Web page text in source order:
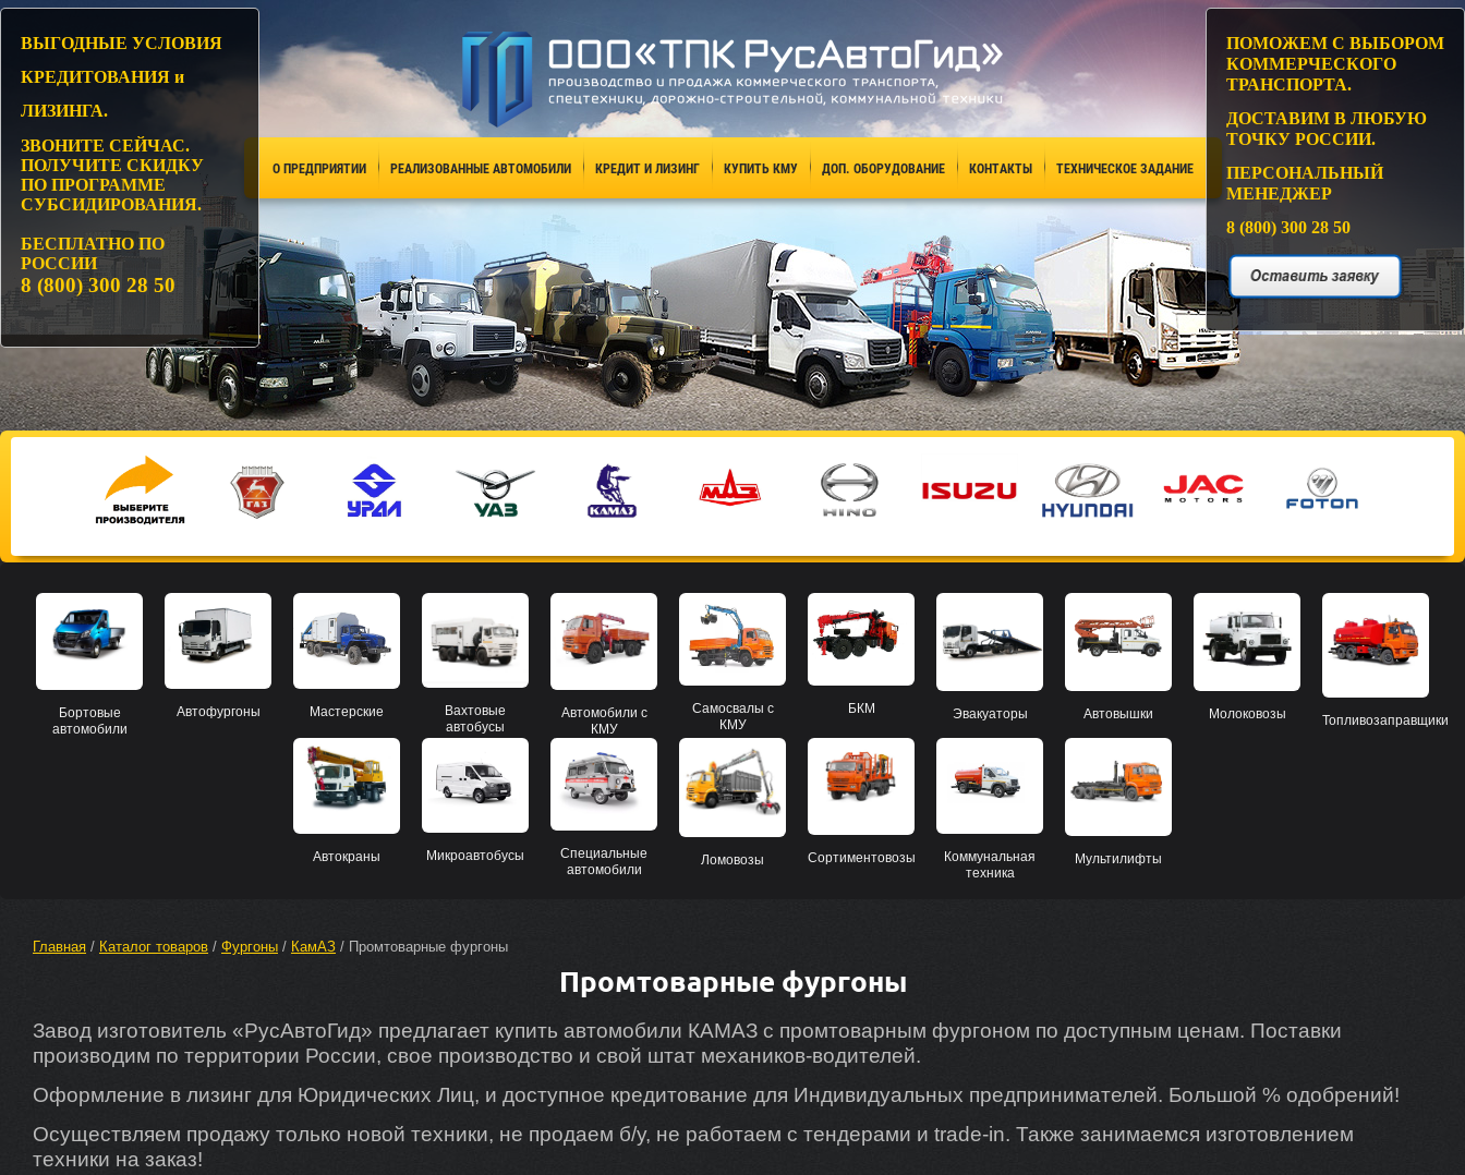
ВЫГОДНЫЕ УСЛОВИЯ
КРЕДИТОВАНИЯ и
ЛИЗИНГА.
ЗВОНИТЕ СЕЙЧАС.
ПОЛУЧИТЕ СКИДКУ
ПО ПРОГРАММЕ
СУБСИДИРОВАНИЯ.
БЕСПЛАТНО ПО
РОССИИ
8 (800) 300 28 50
ПОМОЖЕМ С ВЫБОРОМ
КОММЕРЧЕСКОГО
ТРАНСПОРТА.
ДОСТАВИМ В ЛЮБУЮ
ТОЧКУ РОССИИ.
ПЕРСОНАЛЬНЫЙ
МЕНЕДЖЕР
8 (800) 300 28 50
О ПРЕДПРИЯТИИ РЕАЛИЗОВАННЫЕ АВТОМОБИЛИ КРЕДИТ И ЛИЗИНГ КУПИТЬ КМУ ДОП. ОБОРУДОВАНИЕ КОНТАКТЫ ТЕХНИЧЕСКОЕ ЗАДАНИЕ
Бортовые
автомобили
Автофургоны Мастерские
Вахтовые
автобусы
Автомобили с
КМУ
Самосвалы с
КМУ
БКМ Эвакуаторы Автовышки Молоковозы Топливозаправщики
Автокраны Микроавтобусы
Специальные
автомобили
Ломовозы Сортиментовозы
Коммунальная
техника
Мультилифты
Главная / Каталог товаров / Фургоны / КамАЗ / Промтоварные фургоны
Промтоварные фургоны
Завод изготовитель «РусАвтоГид» предлагает купить автомобили КАМАЗ с промтоварным фургоном по доступным ценам. Поставки
производим по территории России, свое производство и свой штат механиков-водителей.
Оформление в лизинг для Юридических Лиц, и доступное кредитование для Индивидуальных предпринимателей. Большой % одобрений!
Осуществляем продажу только новой техники, не продаем б/у, не работаем с тендерами и trade-in. Также занимаемся изготовлением
техники на заказ!